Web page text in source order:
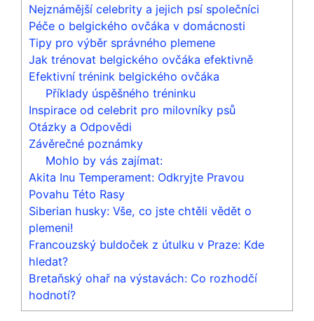
Nejznámější celebrity a ‍jejich psí ​společníci
Péče o belgického‍ ovčáka‍ v‍ domácnosti
Tipy​ pro výběr správného⁣ plemene
Jak trénovat belgického ⁢ovčáka‍ efektivně
Efektivní trénink belgického⁣ ovčáka
Příklady úspěšného tréninku
Inspirace ‍od celebrit pro milovníky psů
Otázky a Odpovědi
Závěrečné‍ poznámky
Mohlo by vás zajímat:
Akita Inu Temperament: Odkryjte Pravou
Povahu Této Rasy
Siberian husky: Vše, co jste chtěli vědět o
plemeni!
Francouzský buldoček z útulku v Praze: Kde
hledat?
Bretaňský ohař na výstavách: Co rozhodčí
hodnotí?